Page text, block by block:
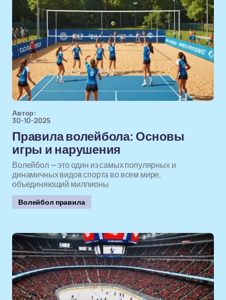
Автор:
30-10-2025
Правила волейбола: Основы
игры и нарушения
Волейбол — это один из самых популярных и
динамичных видов спорта во всем мире,
объединяющий миллионы
Волейбол правила